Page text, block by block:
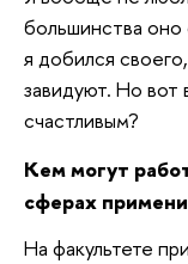
большинства
я добился
завидуют. Но вот
счастливым?
Кем могут
сферах
На факультете